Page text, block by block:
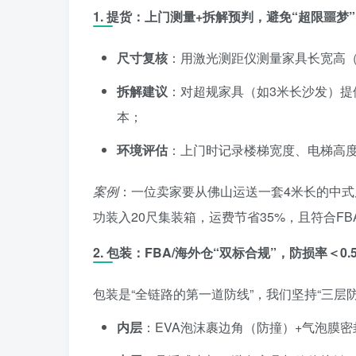
1.提货：上门测量+拆解预判，避免“超限噩梦”
尺寸复核：用激光测距仪测量家具长宽高
拆解建议 ：对超规家具（如3米长沙发）
本；
环境评估：上门时记录楼梯宽度、电梯高
案例：一位卖家要从佛山运送一套4米长的中
功装入20尺集装箱，运费节省35%，且符合
2.包装：FBA/海外仓“双标合规”，防损率＜
包装是“全链路的第一道防线”，我们坚持“三层
内层 ：EVA泡沫裹边角（防撞）+气泡膜